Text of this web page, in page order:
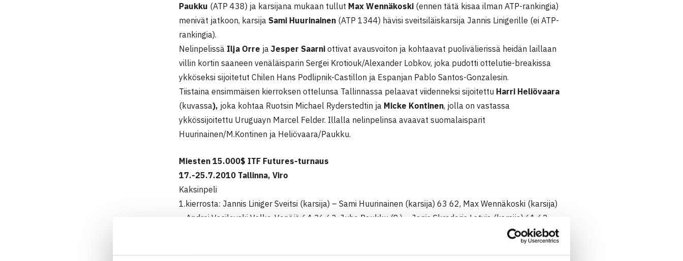
Paukku (ATP 438) ja karsijana mukaan tullut Max Wennäkoski (ennen tätä kisaa ilman ATP-rankingia)
menivät jatkoon, karsija Sami Huurinainen (ATP 1344) hävisi sveitsiläiskarsija Jannis Linigerille (ei ATP-
rankingia).
Nelinpelissä Ilja Orre ja Jesper Saarni ottivat avausvoiton ja kohtaavat puolivälierissä heidän laillaan
villin kortin saaneen venäläisparin Sergei Krotiouk/Alexander Lobkov, joka pudotti ottelutie-breakissa
ykköseksi sijoitetut Chilen Hans Podlipnik-Castillon ja Espanjan Pablo Santos-Gonzalesin.
Tiistaina ensimmäisen kierroksen ottelunsa Tallinnassa pelaavat viidenneksi sijoitettu Harri Heliövaara
(kuvassa), joka kohtaa Ruotsin Michael Ryderstedtin ja Micke Kontinen, jolla on vastassa
ykkössijoitettu Uruguayn Marcel Felder. Illalla nelinpelinsa avaavat suomalaisparit
Huurinainen/M.Kontinen ja Heliövaara/Paukku.
Miesten 15.000$ ITF Futures-turnaus
17.-25.7.2010 Tallinna, Viro
Kaksinpeli
1.kierrosta: Jannis Liniger Sveitsi (karsija) – Sami Huurinainen (karsija) 63 62, Max Wennäkoski (karsija)
– Andrei Vasilevski Valko-Venäjä 64 36 63, Juho Paukku (8.) – Janis Skroderis Latvia (karsija) 61 62,